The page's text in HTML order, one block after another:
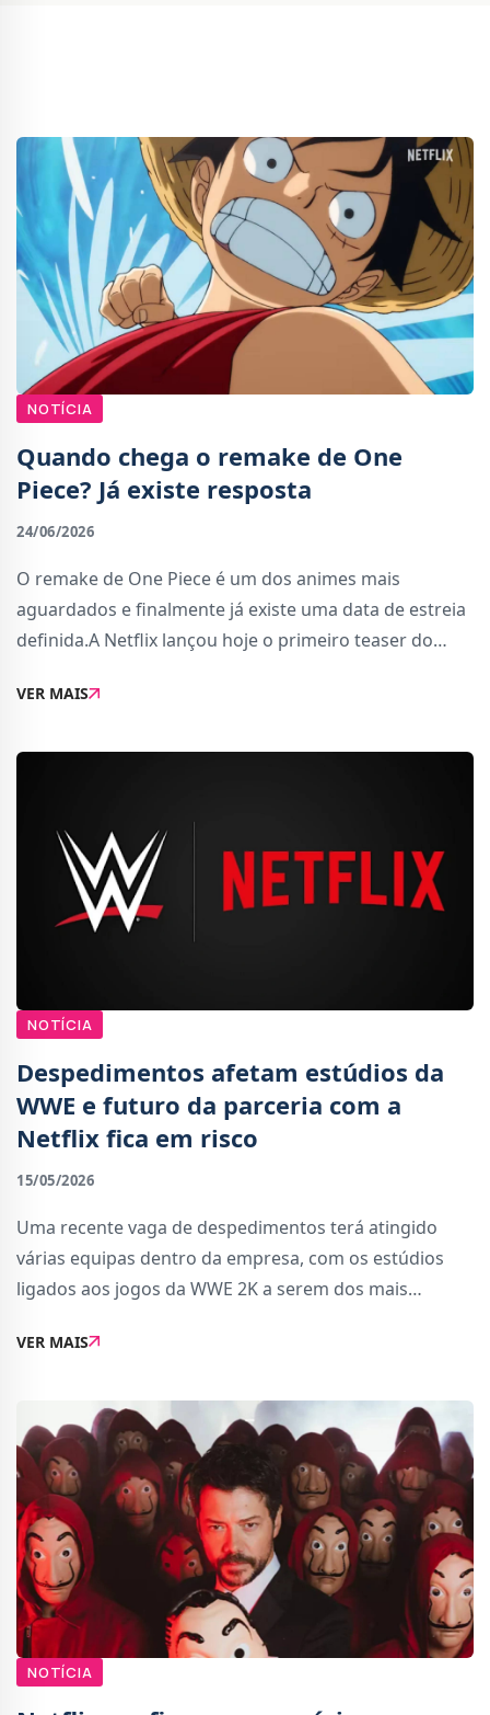
NOTÍCIA
Quando chega o remake de One
Piece? Já existe resposta
24/06/2026
O remake de One Piece é um dos animes mais
aguardados e finalmente já existe uma data de estreia
definida.A Netflix lançou hoje o primeiro teaser do
do que esperar em termos de qualidade de anima
VER MAIS
NOTÍCIA
Despedimentos afetam estúdios da
WWE e futuro da parceria com a
Netflix fica em risco
15/05/2026
Uma recente vaga de despedimentos terá atingido
várias equipas dentro da empresa, com os estúdios
ligados aos jogos da WWE 2K a serem dos mais
edição WWE 2K25: Netflix Edition, que fazia par
VER MAIS
NOTÍCIA